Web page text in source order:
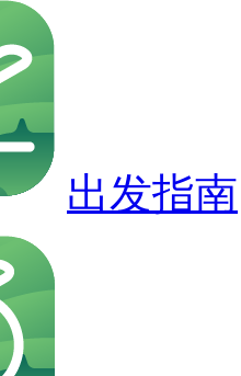
出发指南